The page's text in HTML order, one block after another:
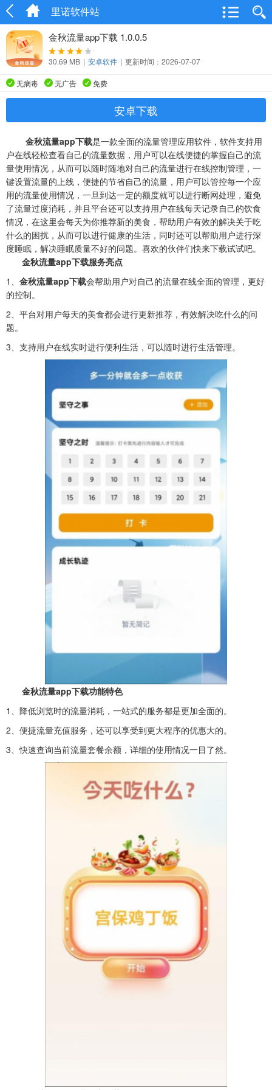
里诺软件站
金秋流量app下载 1.0.0.5
30.69 MB | 安卓软件 | 更新时间：2026-07-07
无病毒 无广告 免费
安卓下载
金秋流量app下载是一款全面的流量管理应用软件，软件支持用
户在线轻松查看自己的流量数据，用户可以在线便捷的掌握自己的流
量使用情况，从而可以随时随地对自己的流量进行在线控制管理，一
键设置流量的上线，便捷的节省自己的流量，用户可以管控每一个应
用的流量使用情况，一旦到达一定的额度就可以进行断网处理，避免
了流量过度消耗，并且平台还可以支持用户在线每天记录自己的饮食
情况，在这里会每天为你推荐新的美食，帮助用户有效的解决关于吃
什么的困扰，从而可以进行健康的生活，同时还可以帮助用户进行深
度睡眠，解决睡眠质量不好的问题。喜欢的伙伴们快来下载试试吧。
金秋流量app下载服务亮点
1、 金秋流量app下载会帮助用户对自己的流量在线全面的管理，更好
的控制。
2、平台对用户每天的美食都会进行更新推荐，有效解决吃什么的问
题。
3、支持用户在线实时进行便利生活，可以随时进行生活管理。
金秋流量app下载功能特色
1、降低浏览时的流量消耗，一站式的服务都是更加全面的。
2、便捷流量充值服务，还可以享受到更大程序的优惠大的。
3、快速查询当前流量套餐余额，详细的使用情况一目了然。